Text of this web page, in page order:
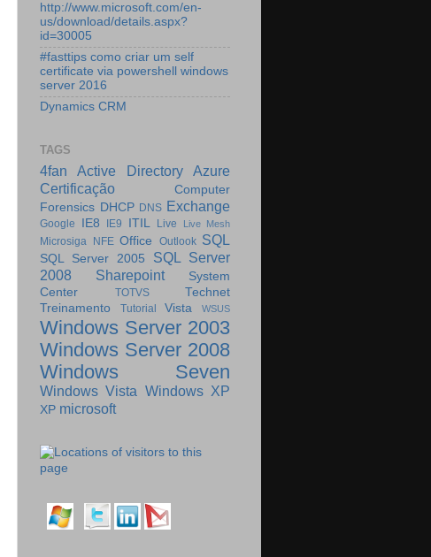
http://www.microsoft.com/en-
us/download/details.aspx?
id=30005
#fasttips como criar um self
certificate via powershell windows
server 2016
Dynamics CRM
TAGS
4fan Active Directory
Azure
Certificação
Computer
Forensics DHCP DNS Exchange
Google IE8 IE9 ITIL Live Live Mesh
Microsiga NFE Office Outlook SQL
SQL Server 2005
SQL Server
2008
Sharepoint
System
Center
TOTVS
Technet
Treinamento
Tutorial Vista WSUS
Windows Server 2003
Windows Server 2008
Windows Seven
Windows Vista Windows XP
XP microsoft